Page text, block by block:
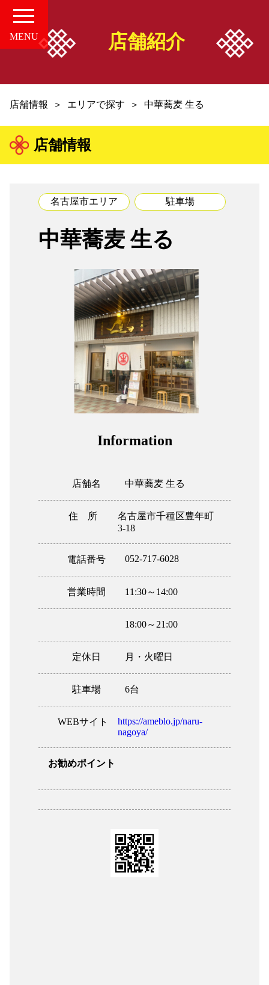
MENU
愛知の中華案内所
店舗情報
お問い合せ
組合加入案内
関係者リンク
052-241-
店舗紹介
店舗情報 エリアで探す 中華蕎麦 生る
店舗情報
名古屋市エリア 駐車場
中華蕎麦 生る
Information
店舗名 中華蕎麦 生る
住 所
名古屋市千種区豊年町
3-18
電話番号 052-717-6028
営業時間 11:30～14:00
18:00～21:00
定休日 月・火曜日
駐車場 6台
WEBサイト
https://ameblo.jp/naru-
nagoya/
お勧めポイント